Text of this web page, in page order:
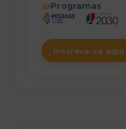
Programas
Inscreva-se aqui